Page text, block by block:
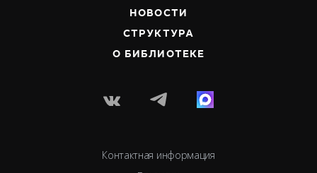
НОВОСТИ
СТРУКТУРА
О БИБЛИОТЕКЕ
Контактная информация